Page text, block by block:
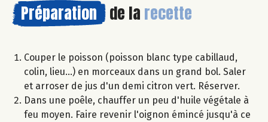
Préparation de la recette
Couper le poisson (poisson blanc type cabillaud,
colin, lieu...) en morceaux dans un grand bol. Saler
et arroser de jus d'un demi citron vert. Réserver.
Dans une poêle, chauffer un peu d'huile végétale à
feu moyen. Faire revenir l'oignon émincé jusqu'à ce